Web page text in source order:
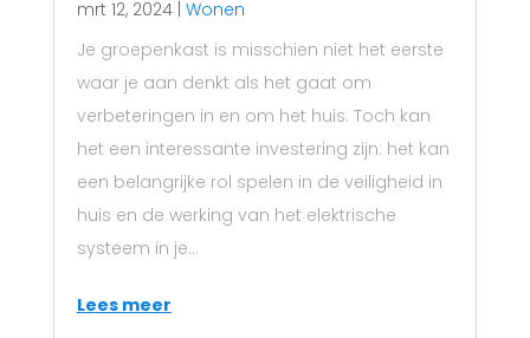
mrt 12, 2024| Wonen
Je groepenkast is misschien niet het eerste
waar je aan denkt als het gaat om
verbeteringen in en om het huis. Toch kan
het een interessante investering zijn: het kan
een belangrijke rol spelen in de veiligheid in
huis en de werking van het elektrische
systeem in je...
Lees meer